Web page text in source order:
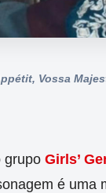
Vossa
grupo Girls’
é uma